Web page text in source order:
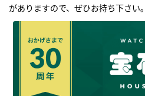
がありますので、ぜひお持ち下さい｡